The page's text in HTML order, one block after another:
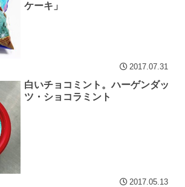
ケーキ」
2017.07.31
白いチョコミント。ハーゲンダッ
ツ・ショコラミント
2017.05.13